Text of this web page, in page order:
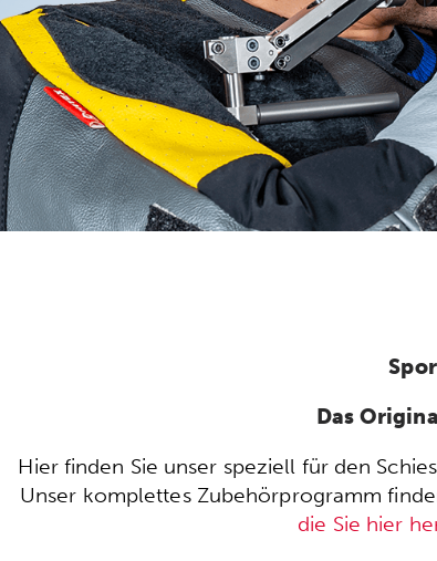
Das
Hier finden Sie unser speziell für den
Unser komplettes Zubehörprogramm
die Sie hier